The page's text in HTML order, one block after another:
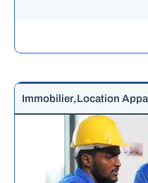
Immobilier,Location